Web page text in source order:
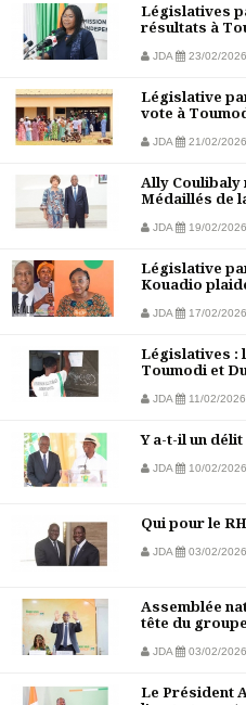
Législatives
résultats à
JDA 23/02/2026
Législative
vote à
JDA 21/02/2026
Ally Coulibaly
Médaillés de
JDA 19/02/2026
Législative
Kouadio
JDA 17/02/2026
Législatives :
Toumodi et
JDA 11/02/2026
Y a-t-il un
JDA 10/02/2026
Qui pour le
JDA 03/02/2026
Assemblée
tête du
JDA 03/02/2026
Le Président